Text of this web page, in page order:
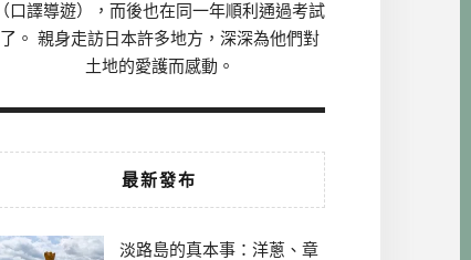
（口譯導遊），而後也在同一年順利通過考試
了。 親身走訪日本許多地方，深深為他們對
土地的愛護而感動。
最新發布
淡路島的真本事：洋蔥、章